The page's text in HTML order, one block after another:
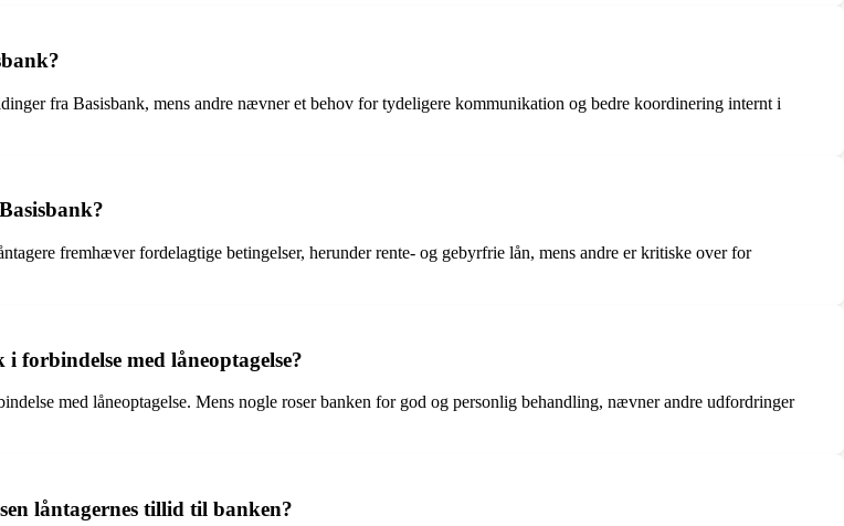
fra Basisbank, mens andre nævner et behov for tydeligere kommunikation og bedre koordinering internt i
fremhæver fordelagtige betingelser, herunder rente- og gebyrfrie lån, mens andre er kritiske over for
forbindelse med låneoptagelse?
med låneoptagelse. Mens nogle roser banken for god og personlig behandling, nævner andre udfordringer
låntagernes tillid til banken?